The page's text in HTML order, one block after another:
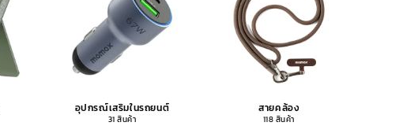
อุปกรณ์เสริมในรถยนต์
31 สินค้า
สายคล้อง
118 สินค้า